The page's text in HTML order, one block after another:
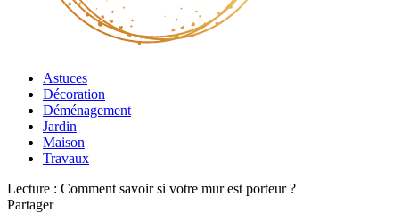
Astuces
Décoration
Déménagement
Jardin
Maison
Travaux
Lecture : Comment savoir si votre mur est porteur ?
Partager